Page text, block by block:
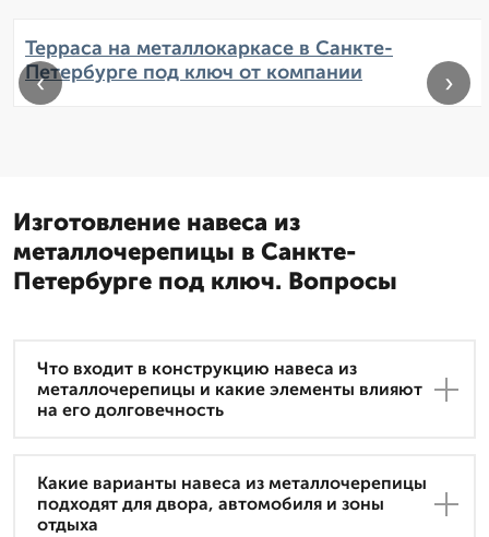
Терраса на металлокаркасе в Санкте-
Петербурге под ключ от компании
‹ ›
Изготовление навеса из
металлочерепицы в Санкте-
Петербурге под ключ. Вопросы
Что входит в конструкцию навеса из
металлочерепицы и какие элементы влияют
на его долговечность
Какие варианты навеса из металлочерепицы
подходят для двора, автомобиля и зоны
отдыха